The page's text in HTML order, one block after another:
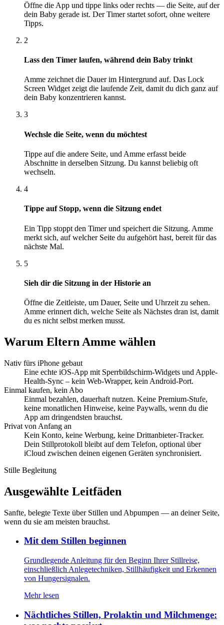
Öffne die App und tippe links oder rechts — die Seite, auf der
dein Baby gerade ist. Der Timer startet sofort, ohne weitere
Tipps.
2
Lass den Timer laufen, während dein Baby trinkt
Amme zeichnet die Dauer im Hintergrund auf. Das Lock
Screen Widget zeigt die laufende Zeit, damit du dich ganz auf
dein Baby konzentrieren kannst.
3
Wechsle die Seite, wenn du möchtest
Tippe auf die andere Seite, und Amme erfasst beide
Abschnitte in derselben Sitzung. Du kannst beliebig oft
wechseln.
4
Tippe auf Stopp, wenn die Sitzung endet
Ein Tipp stoppt den Timer und speichert die Sitzung. Amme
merkt sich, auf welcher Seite du aufgehört hast, bereit für das
nächste Mal.
5
Sieh dir die Sitzung in der Historie an
Öffne die Zeitleiste, um Dauer, Seite und Uhrzeit zu sehen.
Amme erinnert dich, welche Seite als Nächstes dran ist, damit
du es nicht selbst merken musst.
Warum Eltern Amme wählen
Nativ fürs iPhone gebaut
Eine echte iOS-App mit Sperrbildschirm-Widgets und Apple-
Health-Sync – kein Web-Wrapper, kein Android-Port.
Einmal kaufen, kein Abo
Einmal bezahlen, dauerhaft nutzen. Keine Premium-Stufe,
keine monatlichen Hinweise, keine Paywalls, wenn du die
App am dringendsten brauchst.
Privat von Anfang an
Kein Konto, keine Werbung, keine Drittanbieter-Tracker.
Dein Stillprotokoll bleibt auf dem Telefon, optional über
iCloud zwischen deinen eigenen Geräten synchronisiert.
Stille Begleitung
Ausgewählte Leitfäden
Sanfte, belegte Texte über Stillen und Abpumpen — an deiner Seite,
wenn du sie am meisten brauchst.
Mit dem Stillen beginnen
Grundlegende Anleitung für den Beginn Ihrer Stillreise,
einschließlich Anlegetechniken, Stillhäufigkeit und Erkennen
von Hungersignalen.
Mehr lesen
Nächtliches Stillen, Prolaktin und Milchmenge: